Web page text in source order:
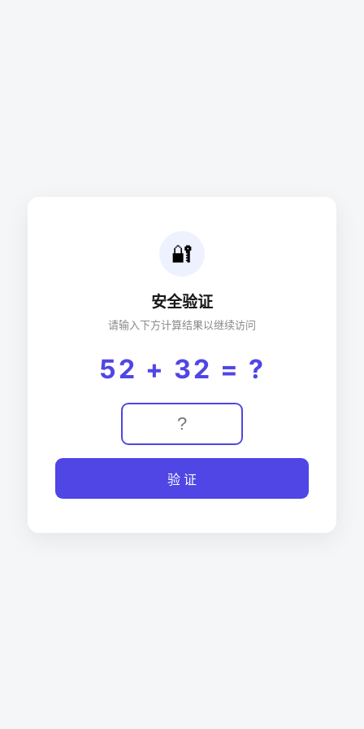
🔐
安全验证
请输入下方计算结果以继续访问
52 + 32 = ?
验 证